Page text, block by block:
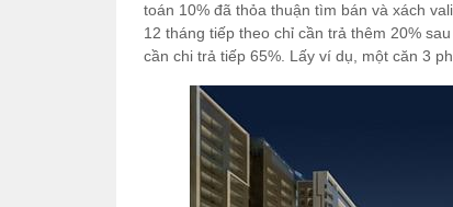
toán 10% đã thỏa thuận tìm bán và xách
12 tháng tiếp theo chỉ cần trả thêm 20%
cần chi trả tiếp 65%. Lấy ví dụ, một căn 3